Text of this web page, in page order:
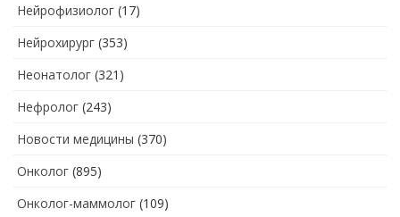
Нейрофизиолог (17)
Нейрохирург (353)
Неонатолог (321)
Нефролог (243)
Новости медицины (370)
Онколог (895)
Онколог-маммолог (109)